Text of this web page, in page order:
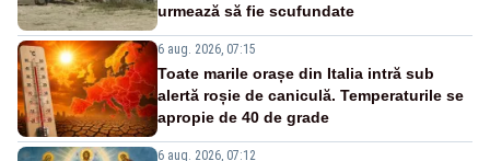
urmează să fie scufundate
6 aug. 2026, 07:15
Toate marile orașe din Italia intră sub
alertă roșie de caniculă. Temperaturile se
apropie de 40 de grade
6 aug. 2026, 07:12